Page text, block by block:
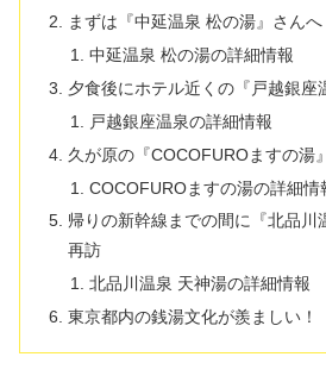
まずは『中延温泉 松の湯』さんへ
中延温泉 松の湯の詳細情報
夕食後にホテル近くの『戸越銀座
戸越銀座温泉の詳細情報
久が原の『COCOFUROますの湯
COCOFUROますの湯の詳細情
帰りの新幹線までの間に『北品川
再訪
北品川温泉 天神湯の詳細情報
東京都内の銭湯文化が羨ましい！